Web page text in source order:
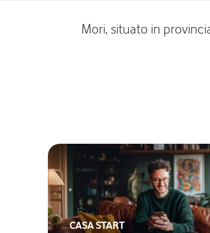
Mori, situato in
CASA START